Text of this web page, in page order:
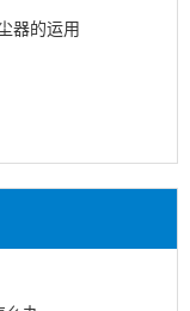
器的运用